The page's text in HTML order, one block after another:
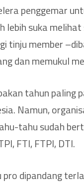
penggemar
lebih suka
tinju member
dan memukul
tahun paling
Namun,
tahu sudah
FTI, FTPI, DTI.
pro dipandang